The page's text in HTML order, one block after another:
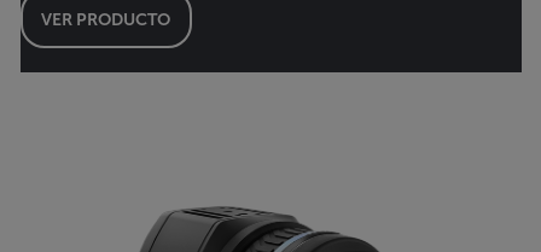
VER PRODUCTO